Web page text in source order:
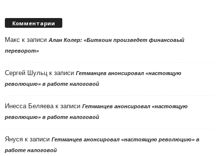
Комментарии
Макс к записи Алан Колер: «Биткоин произведет финансовый
переворот»
Сергей Шульц к записи Гетманцев анонсировал «настоящую
революцию» в работе налоговой
Инесса Беляева к записи Гетманцев анонсировал «настоящую
революцию» в работе налоговой
Януся к записи Гетманцев анонсировал «настоящую революцию» в
работе налоговой